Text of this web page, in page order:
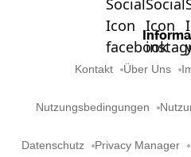
Kontakt Über Uns
Nutzungsbedingungen
Datenschutz Privacy Manager